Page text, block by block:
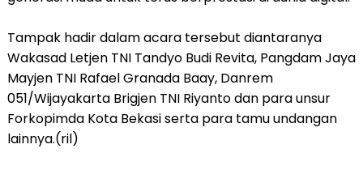
Tampak hadir dalam acara tersebut diantaranya
Wakasad Letjen TNI Tandyo Budi Revita, Pangdam Jaya
Mayjen TNI Rafael Granada Baay, Danrem
051/Wijayakarta Brigjen TNI Riyanto dan para unsur
Forkopimda Kota Bekasi serta para tamu undangan
lainnya.(ril)